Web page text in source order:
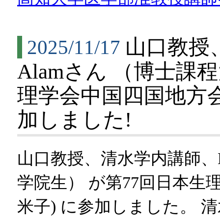
2025/11/17 山口教授
Alamさん （博士課
理学会中国四国地方
加しました!
山口教授、清水学内講師
学院生） が第77回日本生
米子) に参加しました。